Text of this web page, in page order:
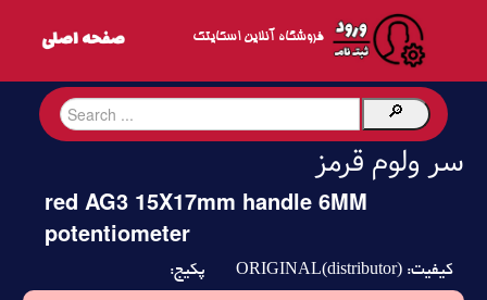
فروشگاه آنلاین اسکایتک
سر ولوم قرمز
red AG3 15X17mm handle 6MM
potentiometer
کیفیت: ORIGINAL(distributor) پکیج: